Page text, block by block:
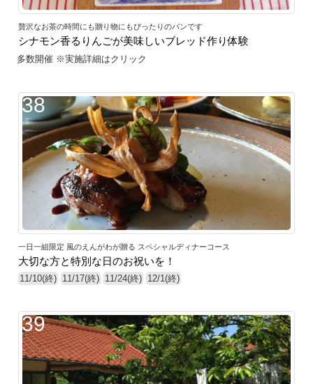
贅沢なお茶の時間にも贈り物にもぴったりのパンです
シナモン香るりんごが美味しいブレッド作り体験
多数開催 ※実施詳細はクリック
38
一日一組限定 風のえんがわが贈る スペシャルディナーコース
大切な方と特別な日のお祝いを！
11/10(終) 11/17(終) 11/24(終) 12/1(終)
39